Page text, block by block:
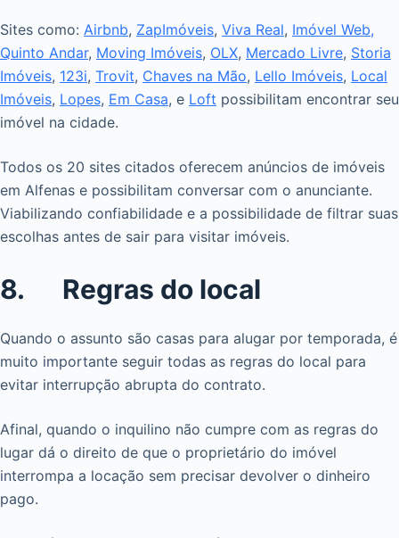
Sites como: Airbnb, ZapImóveis, Viva Real, Imóvel Web,
Quinto Andar, Moving Imóveis, OLX, Mercado Livre, Storia
Imóveis, 123i, Trovit, Chaves na Mão, Lello Imóveis, Local
Imóveis, Lopes, Em Casa, e Loft possibilitam encontrar seu
imóvel na cidade.
Todos os 20 sites citados oferecem anúncios de imóveis
em Alfenas e possibilitam conversar com o anunciante.
Viabilizando confiabilidade e a possibilidade de filtrar suas
escolhas antes de sair para visitar imóveis.
8. Regras do local
Quando o assunto são casas para alugar por temporada, é
muito importante seguir todas as regras do local para
evitar interrupção abrupta do contrato.
Afinal, quando o inquilino não cumpre com as regras do
lugar dá o direito de que o proprietário do imóvel
interrompa a locação sem precisar devolver o dinheiro
pago.